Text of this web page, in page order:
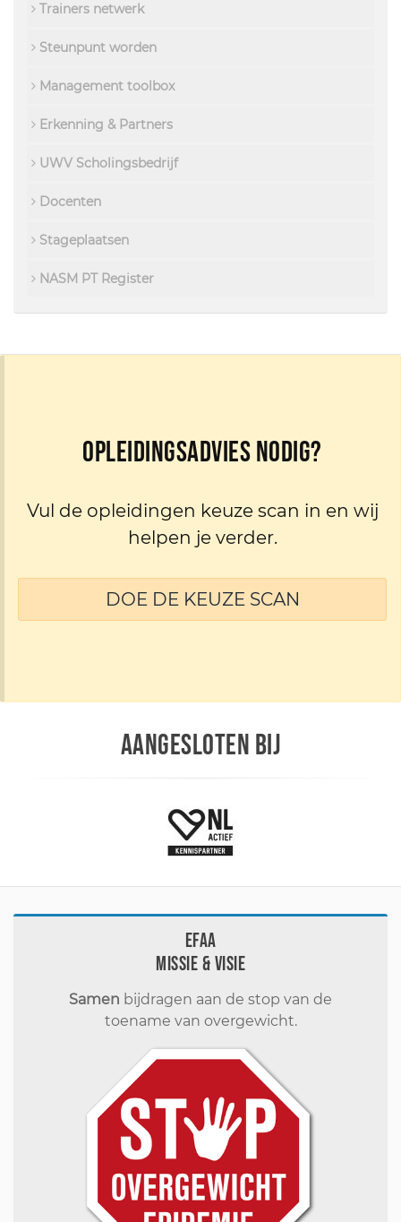
Trainers netwerk
Steunpunt worden
Management toolbox
Erkenning & Partners
UWV Scholingsbedrijf
Docenten
Stageplaatsen
NASM PT Register
Opleidingsadvies nodig?
Vul de opleidingen keuze scan in en wij
helpen je verder.
DOE DE KEUZE SCAN
AANGESLOTEN BIJ
EFAA
Missie & visie
Samen bijdragen aan de stop van de
toename van overgewicht.